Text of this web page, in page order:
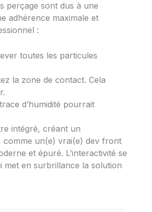
perçage sont dus à une
adhérence maximale et
:
toutes les particules
la zone de contact. Cela
d’humidité pourrait
intégré, créant un
comme un(e) vrai(e) dev front
et épuré. L’interactivité se
met en surbrillance la solution